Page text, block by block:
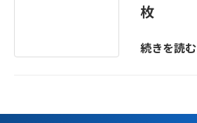
枚
続きを読む